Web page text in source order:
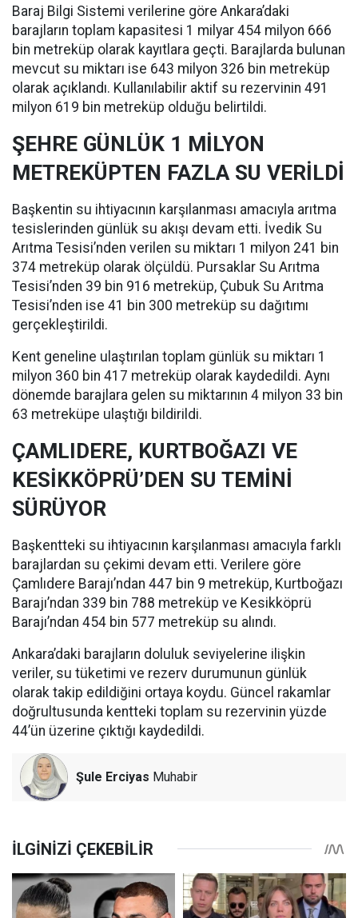
Baraj Bilgi Sistemi verilerine göre Ankara’daki
barajların toplam kapasitesi 1 milyar 454 milyon 666
bin metreküp olarak kayıtlara geçti. Barajlarda bulunan
mevcut su miktarı ise 643 milyon 326 bin metreküp
olarak açıklandı. Kullanılabilir aktif su rezervinin 491
milyon 619 bin metreküp olduğu belirtildi.
ŞEHRE GÜNLÜK 1 MİLYON
METREKÜPTEN FAZLA SU VERİLDİ
Başkentin su ihtiyacının karşılanması amacıyla arıtma
tesislerinden günlük su akışı devam etti. İvedik Su
Arıtma Tesisi’nden verilen su miktarı 1 milyon 241 bin
374 metreküp olarak ölçüldü. Pursaklar Su Arıtma
Tesisi’nden 39 bin 916 metreküp, Çubuk Su Arıtma
Tesisi’nden ise 41 bin 300 metreküp su dağıtımı
gerçekleştirildi.
Kent geneline ulaştırılan toplam günlük su miktarı 1
milyon 360 bin 417 metreküp olarak kaydedildi. Aynı
dönemde barajlara gelen su miktarının 4 milyon 33 bin
63 metreküpe ulaştığı bildirildi.
ÇAMLIDERE, KURTBOĞAZI VE
KESİKKÖPRÜ’DEN SU TEMİNİ
SÜRÜYOR
Başkentteki su ihtiyacının karşılanması amacıyla farklı
barajlardan su çekimi devam etti. Verilere göre
Çamlıdere Barajı’ndan 447 bin 9 metreküp, Kurtboğazı
Barajı’ndan 339 bin 788 metreküp ve Kesikköprü
Barajı’ndan 454 bin 577 metreküp su alındı.
Ankara’daki barajların doluluk seviyelerine ilişkin
veriler, su tüketimi ve rezerv durumunun günlük
olarak takip edildiğini ortaya koydu. Güncel rakamlar
doğrultusunda kentteki toplam su rezervinin yüzde
44’ün üzerine çıktığı kaydedildi.
Şule Erciyas Muhabir